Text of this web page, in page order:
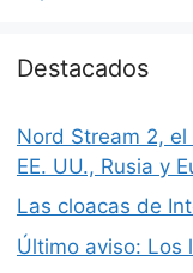
Destacados
Nord Stream 2,
EE. UU., Rusia y
Las cloacas de
Último aviso: Los